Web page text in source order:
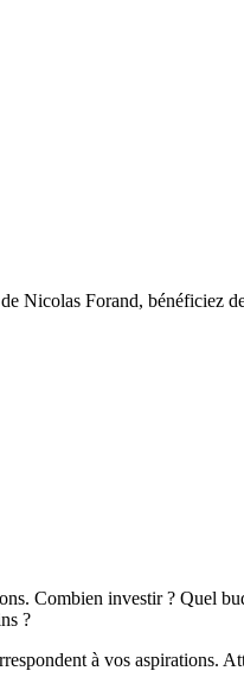
Forand, bénéficiez
Combien investir ? Quel
?
à vos aspirations.